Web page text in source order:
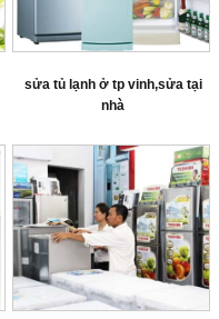
sửa tủ lạnh ở tp vinh,sửa tại
nhà